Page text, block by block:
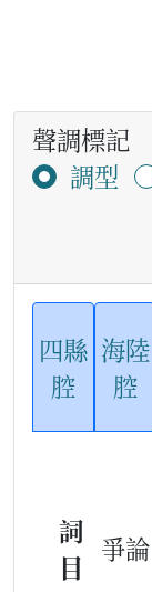
聲調標記
調型
四縣
腔
海陸
腔
詞
目
爭論